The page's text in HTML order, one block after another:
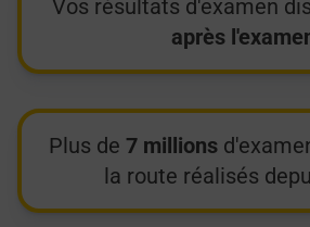
Vos résultats d'examen
après
Plus de 7 millions
la route réalisés